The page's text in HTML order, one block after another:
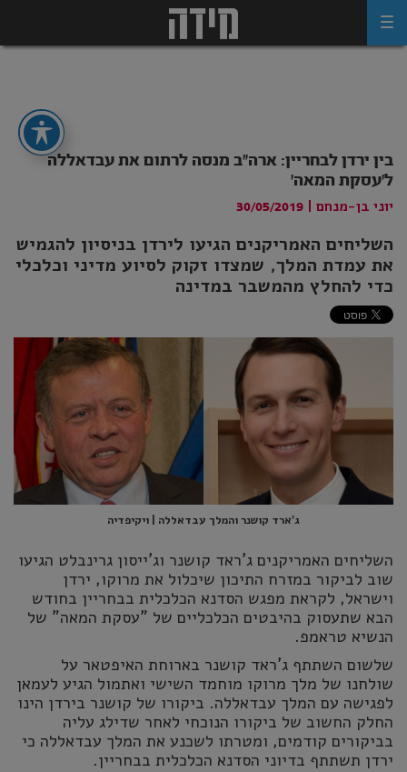
בין ירדן לבחריין: ארה"ב מנסה לרתום את עבדאללה
ל'עסקת המאה'
יוני בן-מנחם
30/05/2019
השליחים האמריקנים הגיעו לירדן בניסיון להגמיש
את עמדת המלך, שמצדו זקוק לסיוע מדיני וכלכלי
כדי להחלץ מהמשבר במדינה
ג'ארד קושנר והמלך עבדאללה | ויקיפדיה
השליחים האמריקנים ג'ראד קושנר וג'ייסון גרינבלט הגיעו
שוב לביקור במזרח התיכון שיכלול את מרוקו, ירדן
וישראל, לקראת מפגש הסדנא הכלכלית בבחריין בחודש
הבא שתעסוק בהיבטים הכלכליים של "עסקת המאה" של
הנשיא טראמפ.
שלשום השתתף ג'ראד קושנר בארוחת האיפטאר על
שולחנו של מלך מרוקו מוחמד השישי ואתמול הגיע לעמאן
לפגישה עם המלך עבדאללה. ביקורו של קושנר בירדן הינו
החלק החשוב של ביקורו הנוכחי לאחר שדילג עליה
בביקורים קודמים, ומטרתו לשכנע את המלך עבדאללה כי
ירדן תשתתף בדיוני הסדנא הכלכלית בבחריין.